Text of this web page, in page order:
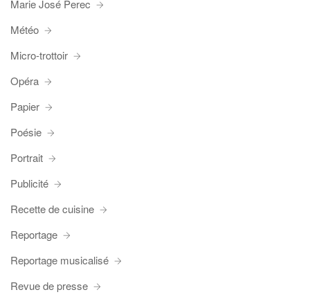
Marie José Perec
Météo
Micro-trottoir
Opéra
Papier
Poésie
Portrait
Publicité
Recette de cuisine
Reportage
Reportage musicalisé
Revue de presse